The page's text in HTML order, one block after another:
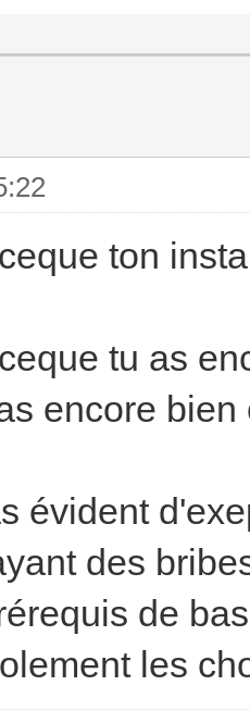
ton
tu as
encore bien
évident
des
de
les